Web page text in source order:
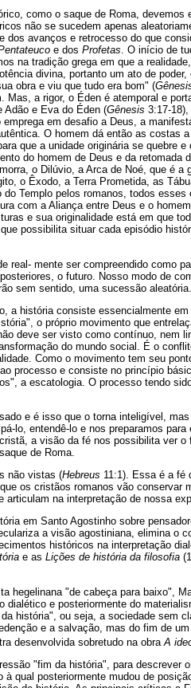
como o saque de Roma, devemos
não se sucedem apenas
avanços e retrocesso do que
e dos Profetas. O início de
na tradição grega em que a
divina, portanto um ato de
obra e viu que tudo era bom" (
a rigor, o Éden é atemporal e
Adão e Eva do Éden (Gênesis 3:17-
em desafio a Deus, a
O homem dá então as costas
que a unidade originária se quebre e
do homem de Deus e da retomada
o Dilúvio, a Arca de Noé, que é a
o Êxodo, a Terra Prometida, as
Templo pelos romanos, todos esses
com a Aliança entre Deus e o
e sua originalidade está em que
possibilita situar cada episódio
real- mente ser compreendido como
o futuro. Nosso modo de
sem sentido, uma sucessão aleatória.
a história consiste essencialmente em
o próprio movimento que
deve ser visto como contínuo, nem
do mundo social. É o
Como o movimento tem seu
processo e consiste no princípio
a escatologia. O processo tendo
e é isso que o torna inteligível,
lo, entendê-lo e nos preparamos para
a visão da fé nos possibilita ver o
de Roma.
não vistas (Hebreus 11:1). Essa é a fé
os cristãos romanos vão conservar
na interpretação de nossa
em Santo Agostinho sobre
a visão agostiniana, elimina o
históricos na interpretação
e as Lições de história da filosofia
hegelinana "de cabeça para baixo",
e posteriormente do
história", ou seja, a sociedade sem
e a salvação, mas do fim de
desenvolvida sobretudo na obra A
"fim da história", para descrever
qual posteriormente mudou de